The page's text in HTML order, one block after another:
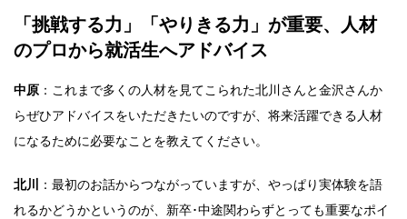
「挑戦する力」「やりきる力」が重要、人材
のプロから就活生へアドバイス
中原 ：これまで多くの人材を見てこられた北川さんと金沢さんか
らぜひアドバイスをいただきたいのですが、将来活躍できる人材
になるために必要なことを教えてください。
北川
：最初のお話からつながっていますが、やっぱり実体験を語
れるかどうかというのが、新卒･中途関わらずとっても重要なポイ